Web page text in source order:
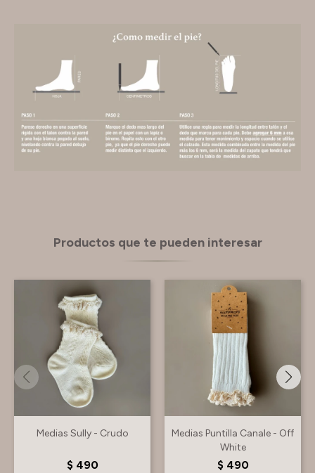
Productos que te pueden interesar
Medias Sully - Crudo
$ 490
Medias Puntilla Canale - Off
White
$ 490